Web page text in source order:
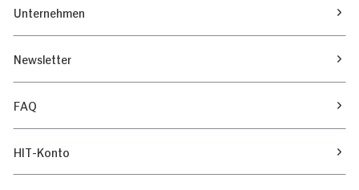
Unternehmen
Newsletter
FAQ
HIT-Konto